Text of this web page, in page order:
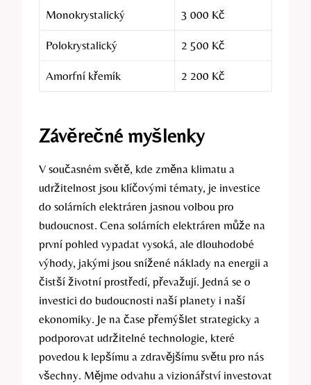
Monokrystalický 3 000 Kč
Polokrystalický 2 500 Kč
Amorfní křemík 2 200 Kč
Závěrečné myšlenky
V současném světě, kde změna klimatu a
udržitelnost jsou klíčovými tématy, je investice
do solárních elektráren jasnou volbou pro
budoucnost. Cena solárních elektráren může na
první pohled vypadat vysoká, ale dlouhodobé
výhody, jakými jsou snížené náklady na energii a
čistší životní prostředí, převažují. Jedná se o
investici do budoucnosti naší planety i naší
ekonomiky. Je na čase přemýšlet strategicky a
podporovat udržitelné technologie, které
povedou k lepšímu a zdravějšímu světu pro nás
všechny. Mějme odvahu a vizionářství investovat